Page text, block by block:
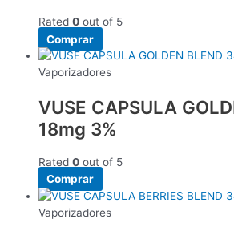
Rated 0 out of 5
Comprar
Vaporizadores
VUSE CAPSULA
18mg 3%
Rated 0 out of 5
Comprar
Vaporizadores